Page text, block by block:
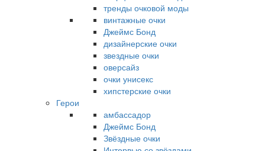
тренды очковой моды
винтажные очки
Джеймс Бонд
дизайнерские очки
звездные очки
оверсайз
очки унисекс
хипстерские очки
Герои
амбассадор
Джеймс Бонд
Звёздные очки